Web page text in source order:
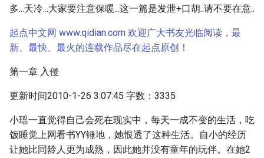
多...天冷...大家要注意保暖...这一篇是发泄+口胡..请不要在意..
起点中文网 www.qidian.com 欢迎广大书友光临阅读，最
新、最快、最火的连载作品尽在起点原创！
第一章 入侵
更新时间2010-1-26 3:07:45 字数：3335
小瑶一直觉得自己会死在现实中，每天一成不变的生活，吃
饭睡觉上网看书YY锤地，她恨透了这种生活。自小的经历
让她比同龄人更为成熟，因此她并没有童年的玩伴。在她2